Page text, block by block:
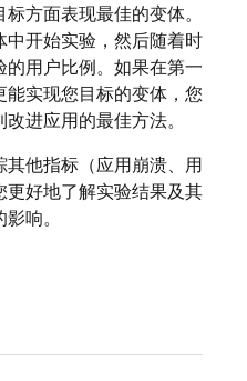
方面表现最佳的变体。
开始实验，然后随着时
用户比例。如果在第一
实现您目标的变体，您
进应用的最佳方法。
他指标（应用崩溃、用
更好地了解实验结果及其
响。